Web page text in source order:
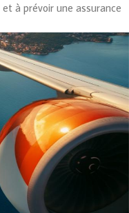
à prévoir une assurance